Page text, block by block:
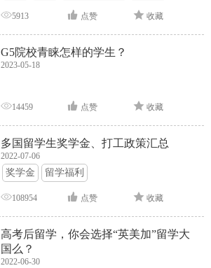
签证面试 签证申请攻略
5913 点赞 收藏
G5院校青睐怎样的学生？
2023-05-18
14459 点赞 收藏
多国留学生奖学金、打工政策汇总
2022-07-06
奖学金 留学福利
108954 点赞 收藏
高考后留学，你会选择“英美加”留学大
国么？
2022-06-30